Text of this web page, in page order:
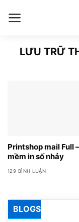
qua
LƯU TRỮ
BLOGS
Printshop mail Full
mềm in số nhảy
129 BÌNH LUẬN